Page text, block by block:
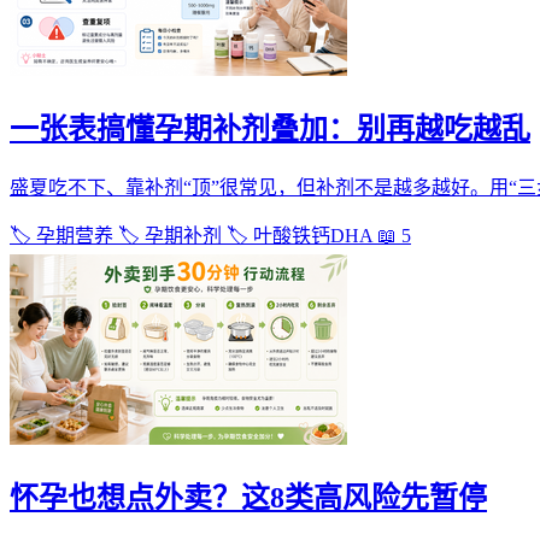
一张表搞懂孕期补剂叠加：别再越吃越乱
盛夏吃不下、靠补剂“顶”很常见，但补剂不是越多越好。用“
🏷️ 孕期营养 🏷️ 孕期补剂 🏷️ 叶酸铁钙DHA 📖 5
怀孕也想点外卖？这8类高风险先暂停